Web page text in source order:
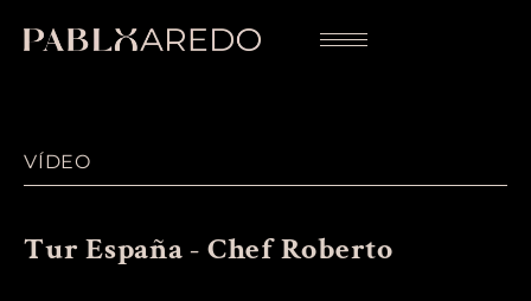
VÍDEO
Tur España - Chef Roberto